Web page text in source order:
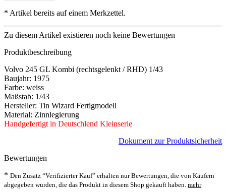
* Artikel bereits auf einem Merkzettel.
Zu diesem Artikel existieren noch keine Bewertungen
Produktbeschreibung
Volvo 245 GL Kombi (rechtsgelenkt / RHD) 1/43
Baujahr: 1975
Farbe: weiss
Maßstab: 1/43
Hersteller: Tin Wizard Fertigmodell
Material: Zinnlegierung
Handgefertigt in Deutschlend Kleinserie
Dokument zur Produktsicherheit
Bewertungen
* Den Zusatz “Verifizierter Kauf” erhalten nur Bewertungen, die von Käufern
abgegeben wurden, die das Produkt in diesem Shop gekauft haben. mehr